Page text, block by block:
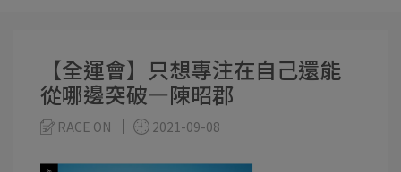
【全運會】只想專注在自己還能
從哪邊突破—陳昭郡
RACE ON 2021-09-08